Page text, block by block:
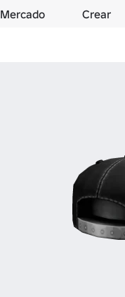
Mercado Crear